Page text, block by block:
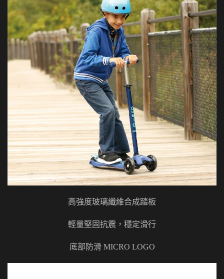
高強度玻璃纖維合成踏板
輕量堅固抗震，穩定滑行
底部防滑 MICRO LOGO